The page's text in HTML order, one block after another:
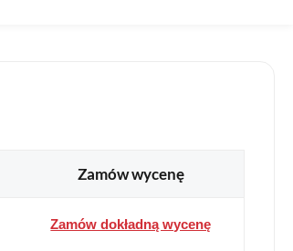
Zamów wycenę
Zamów dokładną wycenę